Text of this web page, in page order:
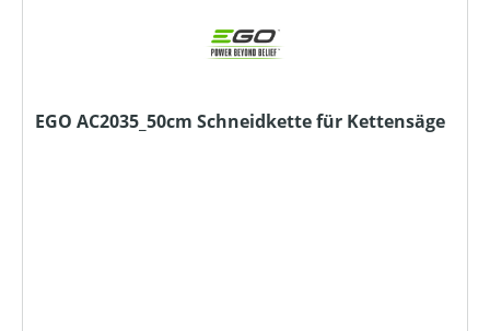
EGO AC2035_50cm Schneidkette für Kettensäge